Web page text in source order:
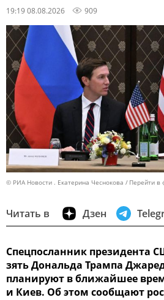
19:19 08.08.2026 909
© РИА Новости . Екатерина Чеснокова Перейти в
Читать в Дзен
Спецпосланник президента
зять Дональда Трампа
планируют в ближайшее
и Киев. Об этом сообщают